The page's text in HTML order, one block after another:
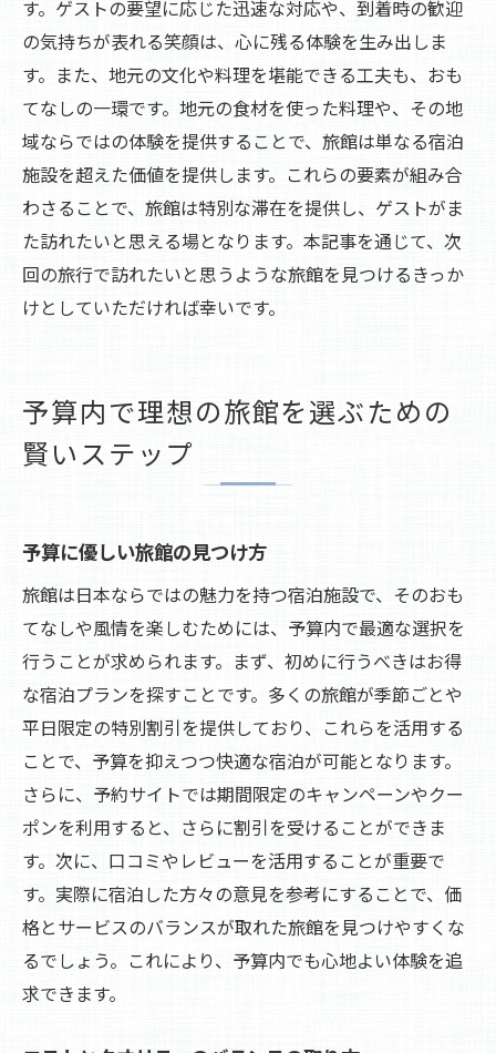
す。ゲストの要望に応じた迅速な対応や、到着時の歓迎
の気持ちが表れる笑顔は、心に残る体験を生み出しま
す。また、地元の文化や料理を堪能できる工夫も、おも
てなしの一環です。地元の食材を使った料理や、その地
域ならではの体験を提供することで、旅館は単なる宿泊
施設を超えた価値を提供します。これらの要素が組み合
わさることで、旅館は特別な滞在を提供し、ゲストがま
た訪れたいと思える場となります。本記事を通じて、次
回の旅行で訪れたいと思うような旅館を見つけるきっか
けとしていただければ幸いです。
予算内で理想の旅館を選ぶための
賢いステップ
予算に優しい旅館の見つけ方
旅館は日本ならではの魅力を持つ宿泊施設で、そのおも
てなしや風情を楽しむためには、予算内で最適な選択を
行うことが求められます。まず、初めに行うべきはお得
な宿泊プランを探すことです。多くの旅館が季節ごとや
平日限定の特別割引を提供しており、これらを活用する
ことで、予算を抑えつつ快適な宿泊が可能となります。
さらに、予約サイトでは期間限定のキャンペーンやクー
ポンを利用すると、さらに割引を受けることができま
す。次に、口コミやレビューを活用することが重要で
す。実際に宿泊した方々の意見を参考にすることで、価
格とサービスのバランスが取れた旅館を見つけやすくな
るでしょう。これにより、予算内でも心地よい体験を追
求できます。